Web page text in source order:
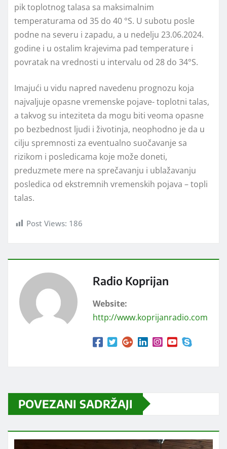
pik toplotnog talasa sa maksimalnim
temperaturama od 35 do 40 °S. U subotu posle
podne na severu i zapadu, a u nedelju 23.06.2024.
godine i u ostalim krajevima pad temperature i
povratak na vrednosti u intervalu od 28 do 34°S.
Imajući u vidu napred navedenu prognozu koja
najvaljuje opasne vremenske pojave- toplotni talas,
a takvog su inteziteta da mogu biti veoma opasne
po bezbednost ljudi i životinja, neophodno je da u
cilju spremnosti za eventualno suočavanje sa
rizikom i posledicama koje može doneti,
preduzmete mere na sprečavanju i ublažavanju
posledica od ekstremnih vremenskih pojava – topli
talas.
Post Views: 186
Radio Koprijan
Website:
http://www.koprijanradio.com
POVEZANI SADRŽAJI